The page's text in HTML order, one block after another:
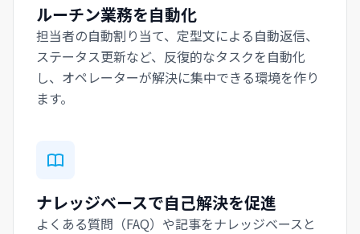
ルーチン業務を自動化
担当者の自動割り当て、定型文による自動返信、
ステータス更新など、反復的なタスクを自動化
し、オペレーターが解決に集中できる環境を作り
ます。
ナレッジベースで自己解決を促進
よくある質問（FAQ）や記事をナレッジベースと